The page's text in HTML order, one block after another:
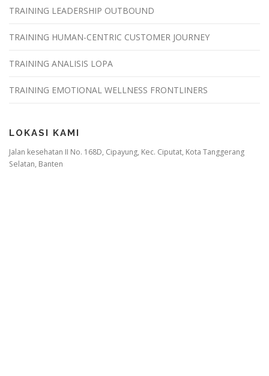
TRAINING LEADERSHIP OUTBOUND
TRAINING HUMAN-CENTRIC CUSTOMER JOURNEY
TRAINING ANALISIS LOPA
TRAINING EMOTIONAL WELLNESS FRONTLINERS
LOKASI KAMI
Jalan kesehatan II No. 168D, Cipayung, Kec. Ciputat, Kota Tanggerang
Selatan, Banten